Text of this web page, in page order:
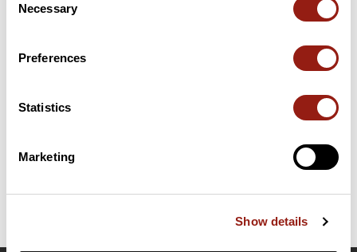
Selection
Necessary
Preferences
Statistics
Marketing
Show details
Résumé
Moussières. Ce parcours emprunte 60,2 km de routes. Il
présente une ascension cumulée de plus de 1320m. Prévoyez
Dernière modification de la fiche parcours: 15 juin 2026 à 17:43:28.
Identifiant du parcours: 22931962